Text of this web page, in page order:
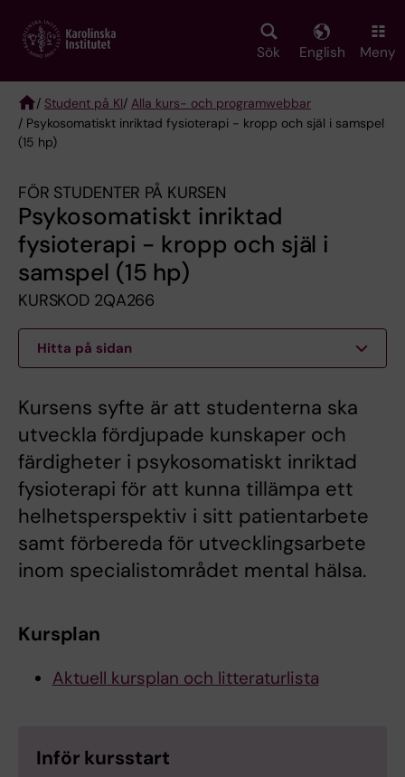
main
Sök English Meny
Breadcrumb
/ Student på KI/ Alla kurs- och programwebbar
/ Psykosomatiskt inriktad fysioterapi - kropp och själ i samspel
(15 hp)
FÖR STUDENTER PÅ KURSEN
Psykosomatiskt inriktad
fysioterapi - kropp och själ i
samspel (15 hp)
KURSKOD 2QA266
Hitta på sidan
Kursens syfte är att studenterna ska
utveckla fördjupade kunskaper och
färdigheter i psykosomatiskt inriktad
fysioterapi för att kunna tillämpa ett
helhetsperspektiv i sitt patientarbete
samt förbereda för utvecklingsarbete
inom specialistområdet mental hälsa.
Kursplan
Aktuell kursplan och litteraturlista
Inför kursstart